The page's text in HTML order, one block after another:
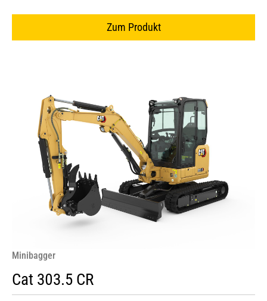
Zum Produkt
Minibagger
Cat 303.5 CR